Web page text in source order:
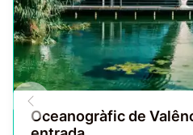
Oceanogràfic de